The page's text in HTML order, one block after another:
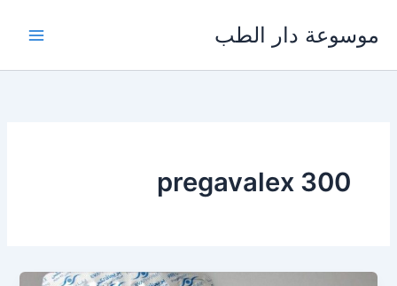
المحتوى
موسوعة دار الطب
pregavalex 300